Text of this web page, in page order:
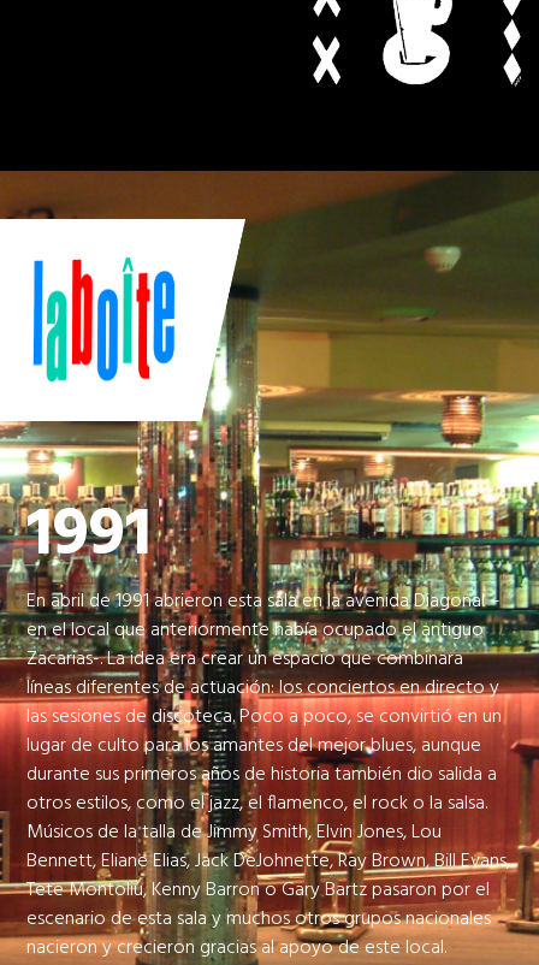
1991
En abril de 1991 abrieron esta sala en la avenida Diagonal –
en el local que anteriormente había ocupado el antiguo
Zacarias-. La idea era crear un espacio que combinara
líneas diferentes de actuación: los conciertos en directo y
las sesiones de discoteca. Poco a poco, se convirtió en un
lugar de culto para los amantes del mejor blues, aunque
durante sus primeros años de historia también dio salida a
otros estilos, como el jazz, el flamenco, el rock o la salsa.
Músicos de la talla de Jimmy Smith, Elvin Jones, Lou
Bennett, Eliane Elias, Jack DeJohnette, Ray Brown, Bill Evans,
Tete Montoliu, Kenny Barron o Gary Bartz pasaron por el
escenario de esta sala y muchos otros grupos nacionales
nacieron y crecieron gracias al apoyo de este local.